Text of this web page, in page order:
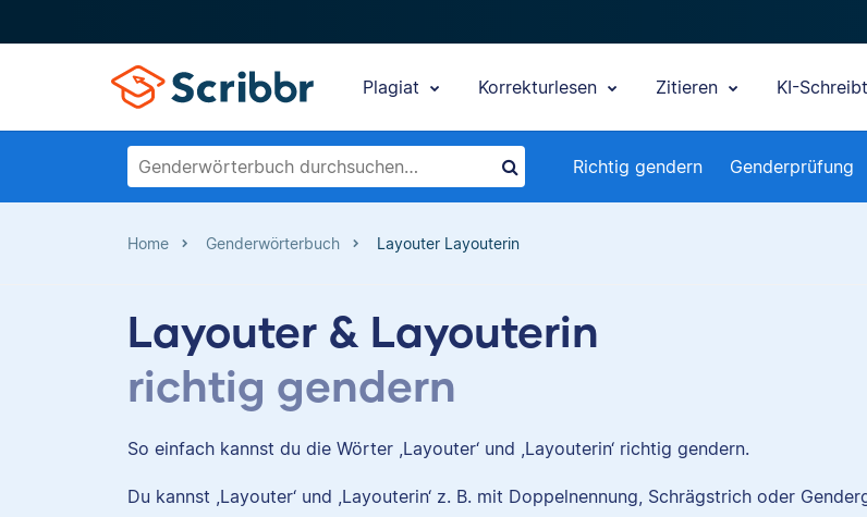
Plagiat Korrekturlesen Zitieren KI-
Richtig gendern Genderprüfung
Home Genderwörterbuch Layouter Layouterin
Layouter & Layouterin
richtig gendern
So einfach kannst du die Wörter ,Layouter‘ und ,Layouterin‘ richtig gendern.
Du kannst ,Layouter‘ und ,Layouterin‘ z. B. mit Doppelnennung, Schrägstrich oder